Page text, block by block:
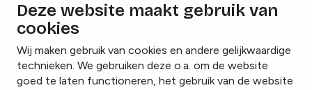
Deze website maakt gebruik van
cookies
Wij maken gebruik van cookies en andere gelijkwaardige
technieken. We gebruiken deze o.a. om de website
goed te laten functioneren, het gebruik van de website
Ik ontvang graag Events Magazine